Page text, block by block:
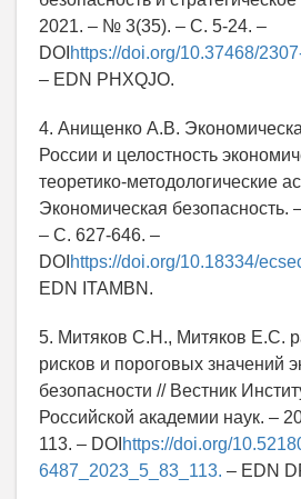
2021. – № 3(35). – С. 5-24. –
DOI https://doi.org/10.37468/
– EDN PHXQJO.
4. Анищенко А.В.
России и целостность
теоретико-методологические
Экономическая безопасность.
– С. 627-646. –
DOI https://doi.org/10.18334/
EDN ITAMBN.
5. Митяков С.Н., Митяков Е.С.
рисков и пороговых значений
безопасности // Вестник
Российской академии наук. –
113. – DOI https://doi.org/
6487_2023_5_83_113. – EDN